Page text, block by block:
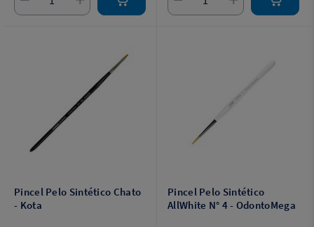
Pincel Pelo Sintético Chato
- Kota
Pincel Pelo Sintético
AllWhite N° 4 - OdontoMega